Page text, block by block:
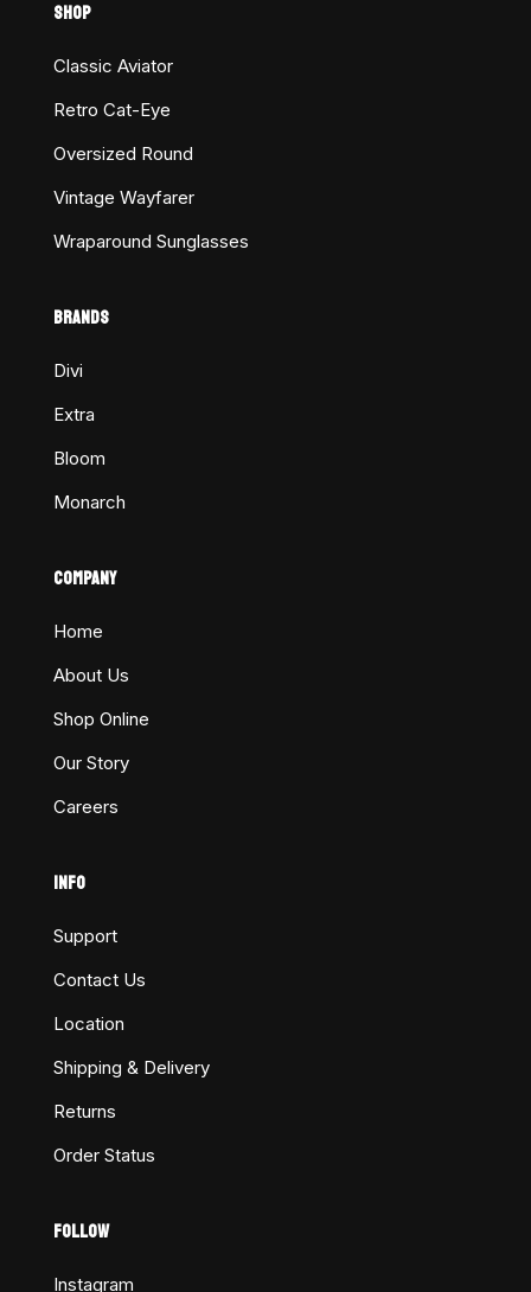
SHOP
Classic Aviator
Retro Cat-Eye
Oversized Round
Vintage Wayfarer
Wraparound Sunglasses
BRANDS
Divi
Extra
Bloom
Monarch
COMPANY
Home
About Us
Shop Online
Our Story
Careers
INFO
Support
Contact Us
Location
Shipping & Delivery
Returns
Order Status
FOLLOW
Instagram